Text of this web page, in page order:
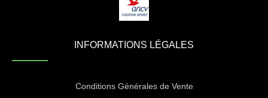
INFORMATIONS LÉGALES
Conditions Générales de Vente